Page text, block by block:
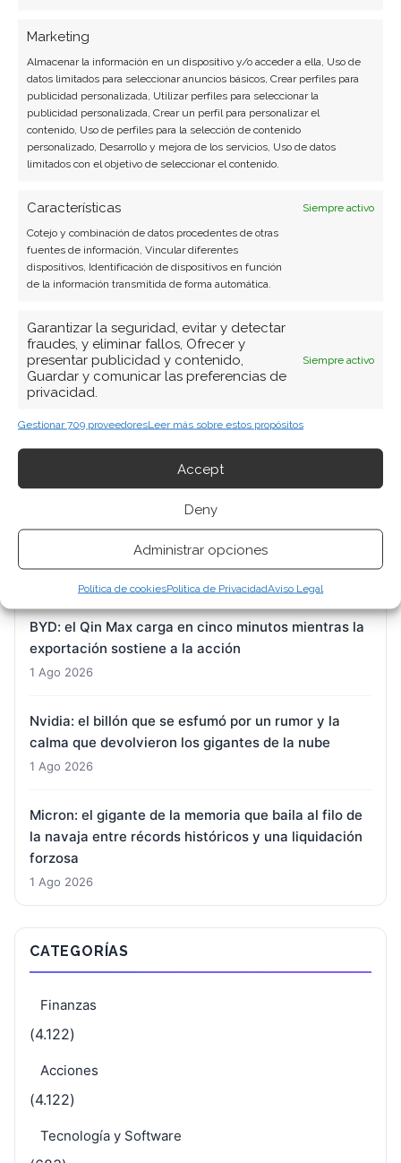
Marketing
Almacenar la información en un dispositivo y/o acceder a ella, Uso de
datos limitados para seleccionar anuncios básicos, Crear perfiles para
publicidad personalizada, Utilizar perfiles para seleccionar la
publicidad personalizada, Crear un perfil para personalizar el
contenido, Uso de perfiles para la selección de contenido
personalizado, Desarrollo y mejora de los servicios, Uso de datos
limitados con el objetivo de seleccionar el contenido.
Características
Siempre activo
Cotejo y combinación de datos procedentes de otras
fuentes de información, Vincular diferentes
dispositivos, Identificación de dispositivos en función
de la información transmitida de forma automática.
Garantizar la seguridad, evitar y detectar
fraudes, y eliminar fallos, Ofrecer y
presentar publicidad y contenido,
Guardar y comunicar las preferencias de
privacidad.
Siempre activo
Gestionar 709 proveedoresLeer más sobre estos propósitos
Accept
Deny
Administrar opciones
Política de cookiesPolítica de PrivacidadAviso Legal
BUSCAR
ARTÍCULOS RECIENTES
DroneShield: la presión bajista se intensifica
mientras la acción busca un suelo técnico
BYD: el Qin Max carga en cinco minutos mientras la
exportación sostiene a la acción
1 Ago 2026
Nvidia: el billón que se esfumó por un rumor y la
calma que devolvieron los gigantes de la nube
1 Ago 2026
Micron: el gigante de la memoria que baila al filo de
la navaja entre récords históricos y una liquidación
forzosa
1 Ago 2026
CATEGORÍAS
Finanzas
(4.122)
Acciones
(4.122)
Tecnología y Software